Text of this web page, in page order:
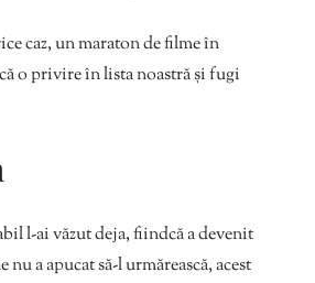
caz, un maraton de filme în
o privire în lista noastră și fugi
l-ai văzut deja, fiindcă a devenit
a apucat să-l urmărească, acest